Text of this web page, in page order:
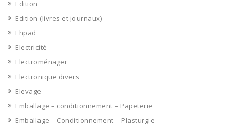
Edition
Edition (livres et journaux)
Ehpad
Electricité
Electroménager
Electronique divers
Elevage
Emballage – conditionnement – Papeterie
Emballage – Conditionnement – Plasturgie